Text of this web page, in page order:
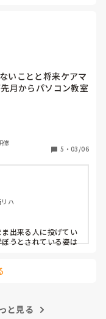
た？）
いことと将来ケアマ
月からパソコン教室
こと、面白いです。
ますが、これがなか
人、本当に凄いで
ですが、新しいこと
気がしています。
ること、欲を言えば
ですが地道に続けた
とうございました。
修
5 ・ 03/06
ハ
出来る人に投げてい
うとされている姿は
と見る